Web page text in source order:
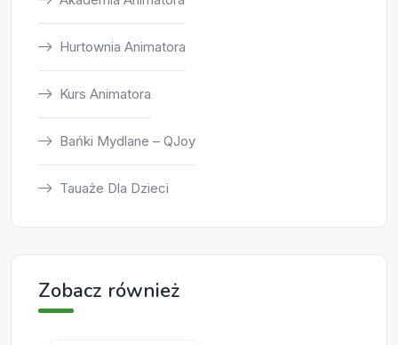
Hurtownia Animatora
Kurs Animatora
Bańki Mydlane – QJoy
Tauaże Dla Dzieci
Zobacz również